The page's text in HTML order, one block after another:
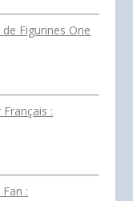
Figurines One
:
: